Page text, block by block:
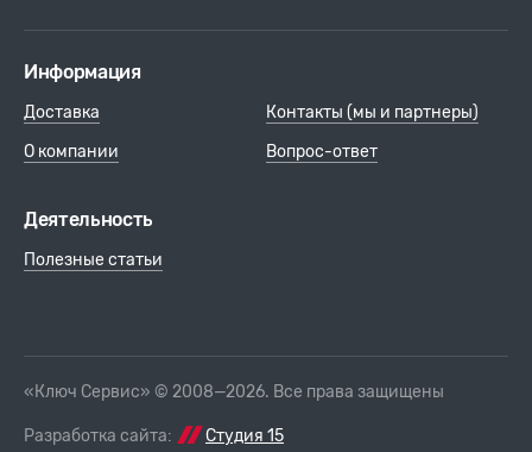
Информация
Доставка
О компании
Контакты (мы и партнеры)
Вопрос-ответ
Деятельность
Полезные статьи
«Ключ Сервис» © 2008—2026. Все права защищены
Разработка сайта: Студия 15